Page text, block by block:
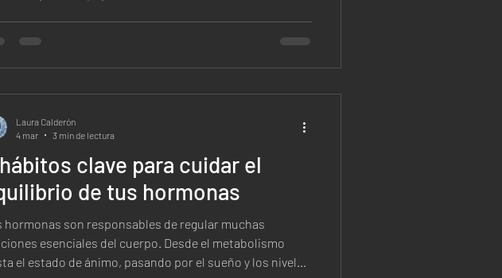
clave para cuidar el
de tus hormonas
hormonas son responsables de regular muchas
esenciales del cuerpo. Desde el metabolismo
el estado de ánimo, pasando por el sueño y los niveles
Laura Calderón
4 mar
3 min de lectura